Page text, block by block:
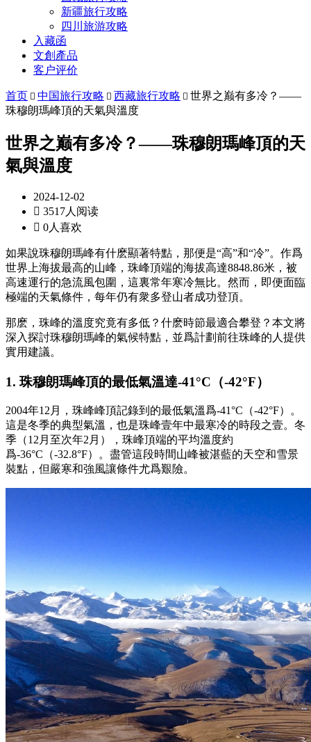
新疆旅行攻略
四川旅游攻略
入藏函
文創產品
客户评价
首页  中国旅行攻略  西藏旅行攻略  世界之巅有多冷？——
珠穆朗瑪峰頂的天氣與溫度
世界之巅有多冷？——珠穆朗瑪峰頂的天
氣與溫度
2024-12-02
 3517人阅读
 0人喜欢
如果說珠穆朗瑪峰有什麽顯著特點，那便是“高”和“冷”。作爲
世界上海拔最高的山峰，珠峰頂端的海拔高達8848.86米，被
高速運行的急流風包圍，這裏常年寒冷無比。然而，即便面臨
極端的天氣條件，每年仍有衆多登山者成功登頂。
那麽，珠峰的溫度究竟有多低？什麽時節最適合攀登？本文將
深入探討珠穆朗瑪峰的氣候特點，並爲計劃前往珠峰的人提供
實用建議。
1. 珠穆朗瑪峰頂的最低氣溫達-41°C（-42°F）
2004年12月，珠峰峰頂記錄到的最低氣溫爲-41°C（-42°F）。
這是冬季的典型氣溫，也是珠峰壹年中最寒冷的時段之壹。冬
季（12月至次年2月），珠峰頂端的平均溫度約
爲-36°C（-32.8°F）。盡管這段時間山峰被湛藍的天空和雪景
裝點，但嚴寒和強風讓條件尤爲艱險。